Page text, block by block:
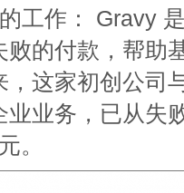
工作： Gravy
的付款，帮助
，这家初创公司
业务，已从失
。